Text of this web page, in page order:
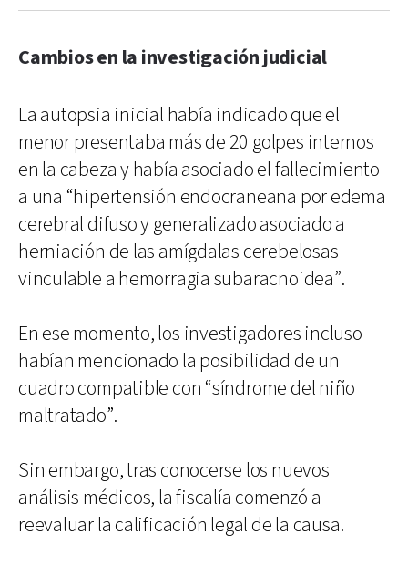
Cambios en la investigación judicial
La autopsia inicial había indicado que el
menor presentaba más de 20 golpes internos
en la cabeza y había asociado el fallecimiento
a una “hipertensión endocraneana por edema
cerebral difuso y generalizado asociado a
herniación de las amígdalas cerebelosas
vinculable a hemorragia subaracnoidea”.
En ese momento, los investigadores incluso
habían mencionado la posibilidad de un
cuadro compatible con “síndrome del niño
maltratado”.
Sin embargo, tras conocerse los nuevos
análisis médicos, la fiscalía comenzó a
reevaluar la calificación legal de la causa.